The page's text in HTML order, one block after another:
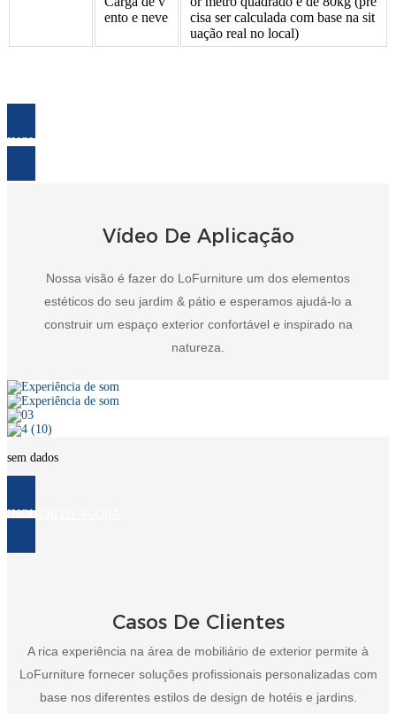
ento e neve
cisa ser calculada com base na sit
uação real no local)
INQUÉRITO AGORA
Vídeo De Aplicação
Nossa visão é fazer do LoFurniture um dos elementos
estéticos do seu jardim & pátio e esperamos ajudá-lo a
construir um espaço exterior confortável e inspirado na
natureza.
sem dados
INQUÉRITO AGORA
Casos De Clientes
A rica experiência na área de mobiliário de exterior permite à
LoFurniture fornecer soluções profissionais personalizadas com
base nos diferentes estilos de design de hotéis e jardins.